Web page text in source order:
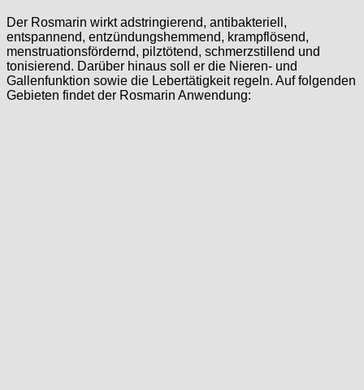
Der Rosmarin wirkt adstringierend, antibakteriell,
entspannend, entzündungshemmend, krampflösend,
menstruationsfördernd, pilztötend, schmerzstillend und
tonisierend. Darüber hinaus soll er die Nieren- und
Gallenfunktion sowie die Lebertätigkeit regeln. Auf folgenden
Gebieten findet der Rosmarin Anwendung: